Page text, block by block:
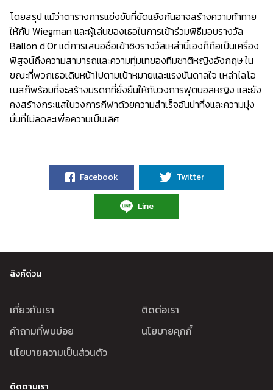
โดยสรุป แม้ว่าตารางการแข่งขันที่ขัดแย้งกันอาจสร้างความท้าทาย
ให้กับ Wiegman และผู้เล่นของเธอในการเข้าร่วมพิธีมอบรางวัล
Ballon d'Or แต่การเสนอชื่อเข้าชิงรางวัลเหล่านี้เองก็ถือเป็นเครื่อง
พิสูจน์ถึงความสามารถและความทุ่มเทของทีมชาติหญิงอังกฤษ ใน
ขณะที่พวกเธอเดินหน้าไปตามเป้าหมายและแรงบันดาลใจ เหล่าไลโอ
เนสก็พร้อมที่จะสร้างมรดกที่ยั่งยืนให้กับวงการฟุตบอลหญิง และยัง
คงสร้างกระแสในวงการกีฬาด้วยความสำเร็จอันน่าทึ่งและความมุ่ง
มั่นที่ไม่ลดละเพื่อความเป็นเลิศ
Facebook Twitter
Line
ลิงค์ด่วน
เกี่ยวกับเรา
ติดต่อเรา
คำถามที่พบบ่อย
นโยบายคุกกี้
นโยบายความเป็นส่วนตัว
ติดตามเรา